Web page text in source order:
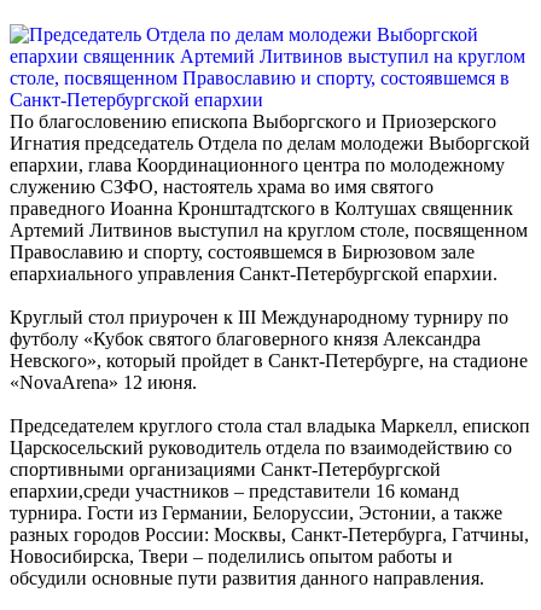
По благословению епископа Выборгского и Приозерского
Игнатия председатель Отдела по делам молодежи Выборгской
епархии, глава Координационного центра по молодежному
служению СЗФО, настоятель храма во имя святого
праведного Иоанна Кронштадтского в Колтушах священник
Артемий Литвинов выступил на круглом столе, посвященном
Православию и спорту, состоявшемся в Бирюзовом зале
епархиального управления Санкт-Петербургской епархии.
Круглый стол приурочен к III Международному турниру по
футболу «Кубок святого благоверного князя Александра
Невского», который пройдет в Санкт-Петербурге, на стадионе
«NovaArena» 12 июня.
Председателем круглого стола стал владыка Маркелл, епископ
Царскосельский руководитель отдела по взаимодействию со
спортивными организациями Санкт-Петербургской
епархии,среди участников – представители 16 команд
турнира. Гости из Германии, Белоруссии, Эстонии, а также
разных городов России: Москвы, Санкт-Петербурга, Гатчины,
Новосибирска, Твери – поделились опытом работы и
обсудили основные пути развития данного направления.